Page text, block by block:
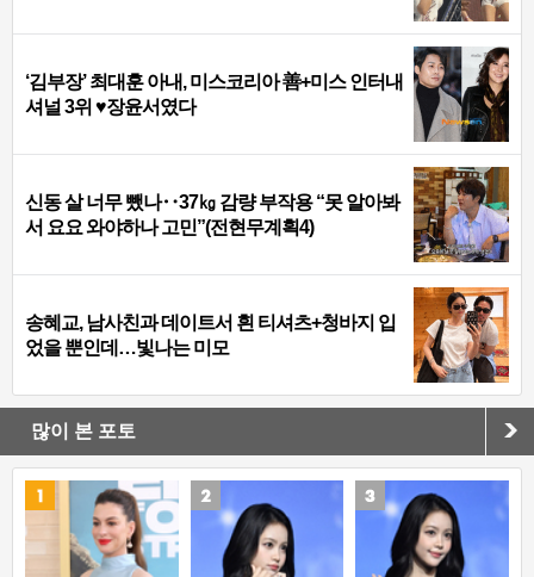
‘김부장’ 최대훈 아내, 미스코리아 善+미스 인터내
셔널 3위 ♥장윤서였다
신동 살 너무 뺐나‥37㎏ 감량 부작용 “못 알아봐
서 요요 와야하나 고민”(전현무계획4)
송혜교, 남사친과 데이트서 흰 티셔츠+청바지 입
었을 뿐인데…빛나는 미모
많이 본 포토